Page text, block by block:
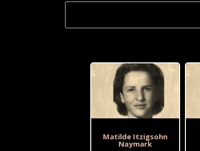
Matilde Itzigsohn
Naymark